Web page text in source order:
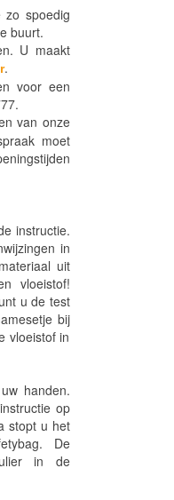
zo spoedig
buurt.
U maakt
.
voor een
van onze
moet
instructie.
in
uit
vloeistof!
u de test
bij
vloeistof in
handen.
op
stopt u het
De
in de